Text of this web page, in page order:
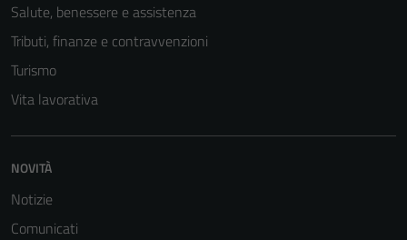
Salute, benessere e assistenza
Tributi, finanze e contravvenzioni
Turismo
Vita lavorativa
NOVITÀ
Notizie
Comunicati